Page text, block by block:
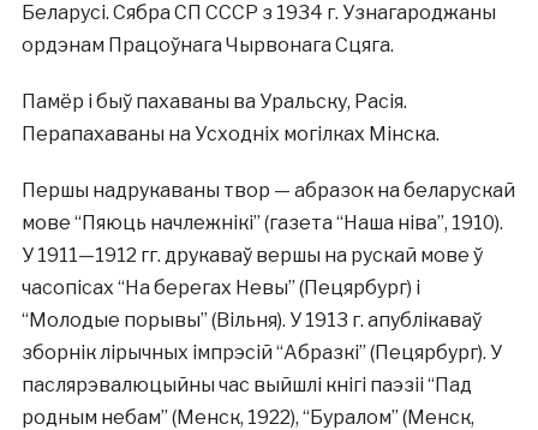
Беларусі. Сябра СП СССР з 1934 г. Узнагароджаны
ордэнам Працоўнага Чырвонага Сцяга.
Памёр і быў пахаваны ва Уральску, Расія.
Перапахаваны на Усходніх могілках Мінска.
Першы надрукаваны твор — абразок на беларускай
мове “Пяюць начлежнікі” (газета “Наша ніва”, 1910).
У 1911—1912 гг. друкаваў вершы на рускай мове ў
часопісах “На берегах Невы” (Пецярбург) і
“Молодые порывы” (Вільня). У 1913 г. апублікаваў
зборнік лірычных імпрэсій “Абразкі” (Пецярбург). У
паслярэвалюцыйны час выйшлі кнігі паэзіі “Пад
родным небам” (Менск, 1922), “Буралом” (Менск,